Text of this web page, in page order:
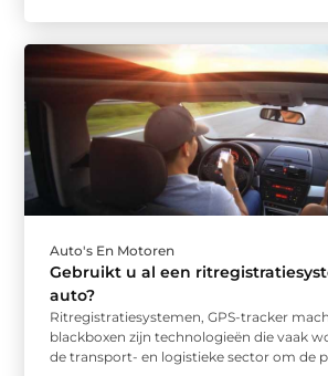
Auto's En Motoren
Gebruikt u al een
auto?
Ritregistratiesystemen, GPS-tracker
blackboxen zijn technologieën die vaak
de transport- en logistieke sector om de